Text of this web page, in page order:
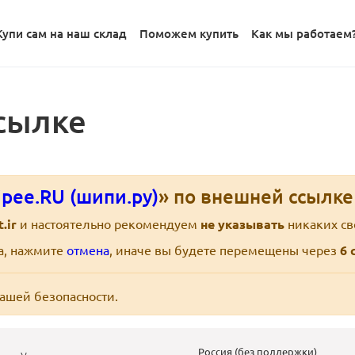
сам на наш склад Поможем купить Как мы
(шипи.ру)» по внешней
и настоятельно рекомендуем не указывать никаких
нажмите отмена, иначе вы будете перемещены через 6
безопасности.
Россия (без поддержки)